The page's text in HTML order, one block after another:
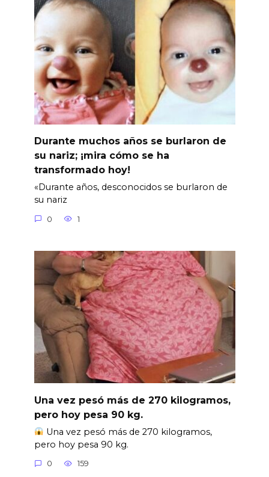
Durante muchos años se burlaron de
su nariz; ¡mira cómo se ha
transformado hoy!
«Durante años, desconocidos se burlaron de
su nariz
0 1
Una vez pesó más de 270 kilogramos,
pero hoy pesa 90 kg.
Una vez pesó más de 270 kilogramos,
pero hoy pesa 90 kg.
0 159